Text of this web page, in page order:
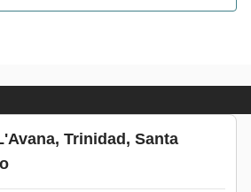
Trinidad, Santa